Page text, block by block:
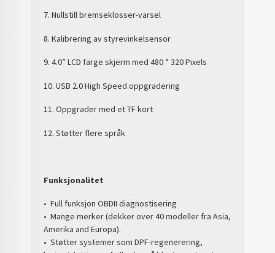
7. Nullstill bremseklosser-varsel
8. Kalibrering av styrevinkelsensor
9. 4.0” LCD farge skjerm med 480 * 320 Pixels
10. USB 2.0 High Speed oppgradering
11. Oppgrader med et TF kort
12. Støtter flere språk
Funksjonalitet
• Full funksjon OBDII diagnostisering
• Mange merker (dekker over 40 modeller fra Asia,
Amerika and Europa).
• Støtter systemer som DPF-regenerering,